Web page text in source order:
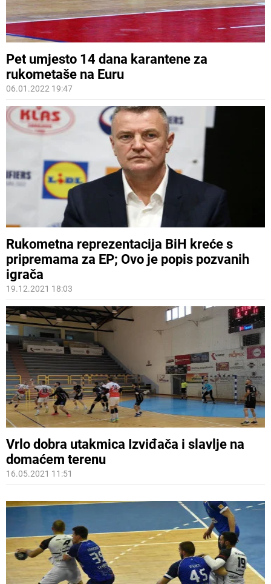
Pet umjesto 14 dana karantene za
rukometaše na Euru
06.01.2022 19:47
Rukometna reprezentacija BiH kreće s
pripremama za EP; Ovo je popis pozvanih
igrača
19.12.2021 18:03
Vrlo dobra utakmica Izviđača i slavlje na
domaćem terenu
16.05.2021 11:51